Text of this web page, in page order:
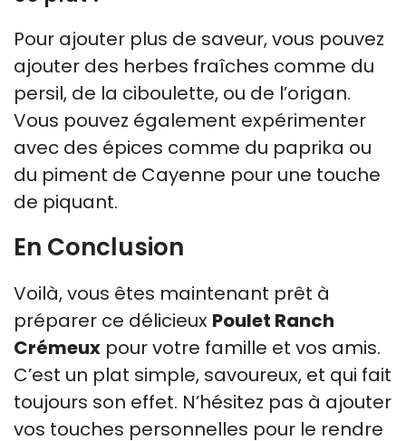
Pour ajouter plus de saveur, vous pouvez
ajouter des herbes fraîches comme du
persil, de la ciboulette, ou de l’origan.
Vous pouvez également expérimenter
avec des épices comme du paprika ou
du piment de Cayenne pour une touche
de piquant.
En Conclusion
Voilà, vous êtes maintenant prêt à
préparer ce délicieux Poulet Ranch
Crémeux pour votre famille et vos amis.
C’est un plat simple, savoureux, et qui fait
toujours son effet. N’hésitez pas à ajouter
vos touches personnelles pour le rendre